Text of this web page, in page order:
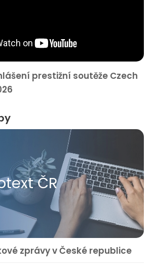
prestižní soutěže Czech
ČR
zprávy v České republice